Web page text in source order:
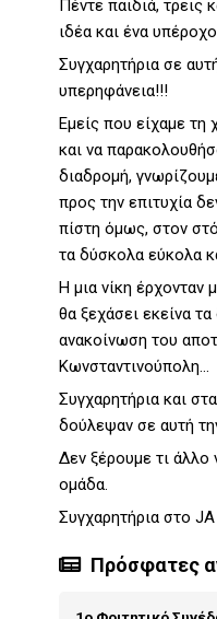
Πέντε παιδιά, τρεις
ιδέα και ένα υπέροχο
Συγχαρητήρια σε
υπερηφάνεια!!!
Εμείς που είχαμε τη
και να
διαδρομή,
προς την επιτυχία
πίστη όμως, στον
τα δύσκολα εύκολα
Η μια νίκη έρχονταν
θα ξεχάσει εκείνα
ανακοίνωση του
Κωνσταντινούπολη…
Συγχαρητήρια και
δούλεψαν σε αυτή
Δεν ξέρουμε τι άλλο
ομάδα.
Συγχαρητήρια στο
Πρόσφατες